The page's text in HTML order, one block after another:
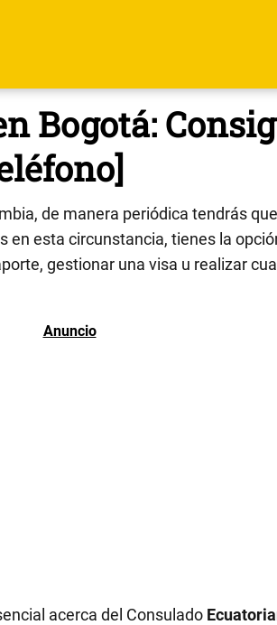
Bogotá:
de manera periódica tendrás
esta circunstancia, tienes la
gestionar una visa u realizar
acerca del Consulado